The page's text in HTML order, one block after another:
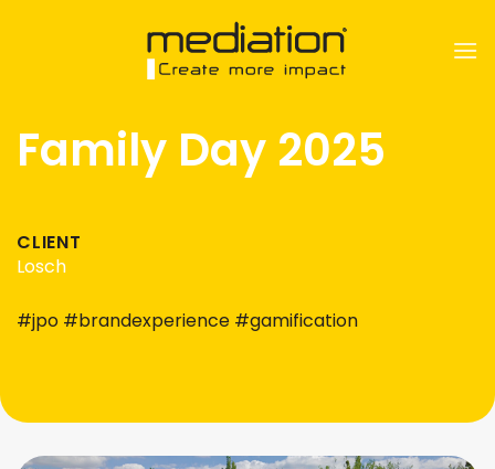
Family Day 2025
CLIENT
Losch
#jpo #brandexperience #gamification